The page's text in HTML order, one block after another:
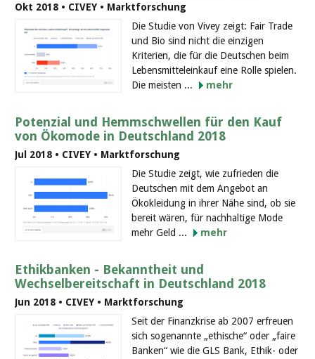
Okt 2018 • CIVEY • Marktforschung
Die Studie von Vivey zeigt: Fair Trade
und Bio sind nicht die einzigen
Kriterien, die für die Deutschen beim
Lebensmitteleinkauf eine Rolle spielen.
Die meisten ...
mehr
Potenzial und Hemmschwellen für den Kauf
von Ökomode in Deutschland 2018
Jul 2018 • CIVEY • Marktforschung
Die Studie zeigt, wie zufrieden die
Deutschen mit dem Angebot an
Ökokleidung in ihrer Nähe sind, ob sie
bereit wären, für nachhaltige Mode
mehr Geld ...
mehr
Ethikbanken - Bekanntheit und
Wechselbereitschaft in Deutschland 2018
Jun 2018 • CIVEY • Marktforschung
Seit der Finanzkrise ab 2007 erfreuen
sich sogenannte „ethische“ oder „faire
Banken“ wie die GLS Bank, Ethik- oder